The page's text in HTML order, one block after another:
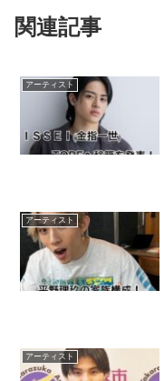
関連記事
アーティスト
アーティスト
アーティスト